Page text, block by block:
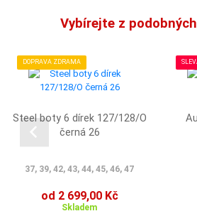
Vybírejte z
DOPRAVA ZDRAMA
Steel boty 6 dírek 127/128/O
černá 26
37, 39, 42, 43, 44, 45, 46, 47
od 2 699,00 Kč
Skladem